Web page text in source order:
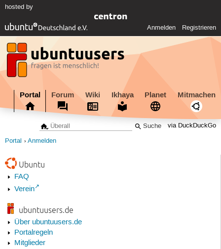
hosted by
Anmelden Registrieren
Portal Forum Wiki Ikhaya Planet Mitmachen
via DuckDuckGo
Portal Anmelden
Ubuntu
FAQ
Verein
ubuntuusers.de
Über ubuntuusers.de
Portalregeln
Mitglieder